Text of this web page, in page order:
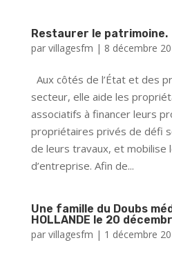
Restaurer le patrimoine.
par villagesfm | 8 décembre
Aux côtés de l’État et des
secteur, elle aide les
associatifs à financer leurs
propriétaires privés de défi
de leurs travaux, et mobilise
d’entreprise. Afin de...
Une famille du Doubs
HOLLANDE le 20
par villagesfm | 1 décembre